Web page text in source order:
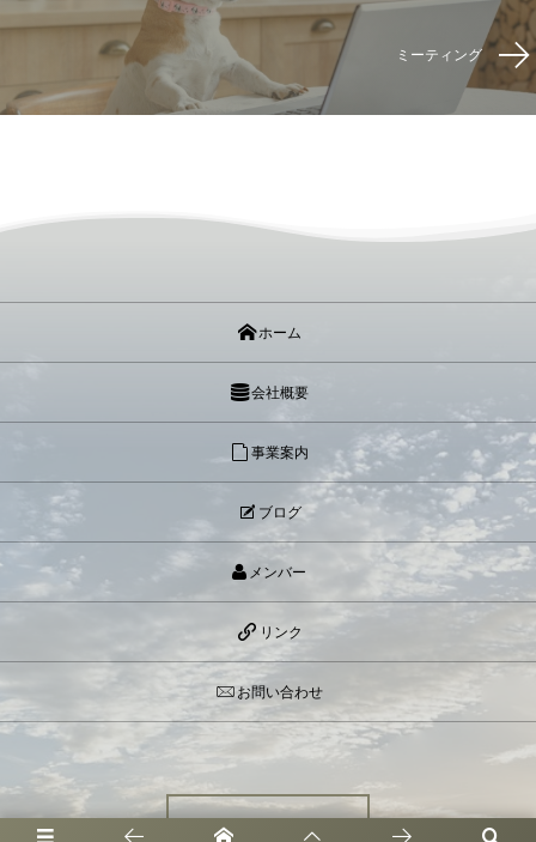
ミーティング
ホーム
会社概要
事業案内
ブログ
メンバー
リンク
お問い合わせ
お問い合わせ